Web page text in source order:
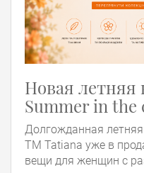
Новая летняя
Summer in the
Долгожданная
ТМ Tatiana уже в
вещи для женщин с